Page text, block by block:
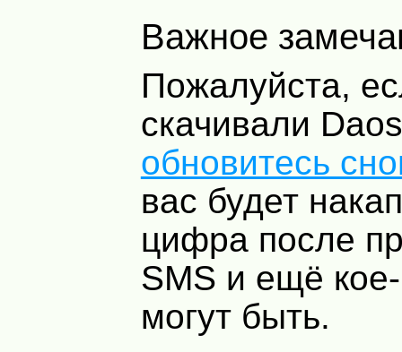
Важное
Пожалуйста,
скачивали
обновитесь
вас будет
цифра после
SMS и ещё
могут быть.